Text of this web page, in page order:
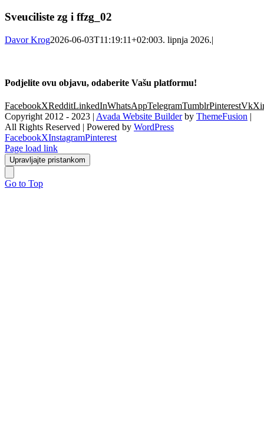
Sveuciliste zg i ffzg_02
Davor Krog2026-06-03T11:19:11+02:003. lipnja 2026.|
Podjelite ovu objavu, odaberite Vašu platformu!
FacebookXRedditLinkedInWhatsAppTelegramTumblrPinterestVk
Copyright 2012 - 2023 | Avada Website Builderby ThemeFusion |
All Rights Reserved | Powered by WordPress
FacebookXInstagramPinterest
Page load link
Upravljajte pristankom
Go to Top